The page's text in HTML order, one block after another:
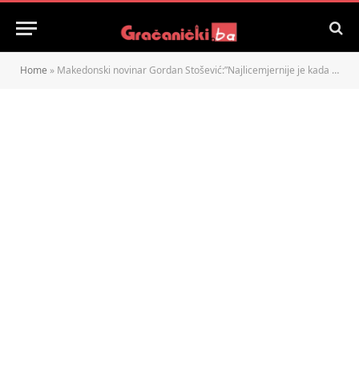
Home » Makedonski novinar Gordan Stošević:”Najlicemjernije je kada kažu da cenzura u demokratskim uvjetima ne postoji”